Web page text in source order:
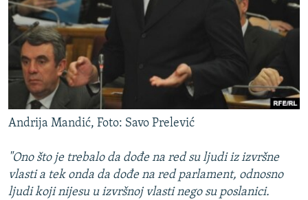
Andrija Mandić, Foto: Savo Prelević
"Ono što je trebalo da dođe na red su ljudi iz izvršne
vlasti a tek onda da dođe na red parlament, odnosno
ljudi koji nijesu u izvršnoj vlasti nego su poslanici.